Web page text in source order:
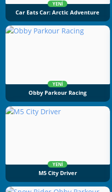
YENI
Car Eats Car: Arctic Adventure
YENI
Obby Parkour Racing
YENI
M5 City Driver